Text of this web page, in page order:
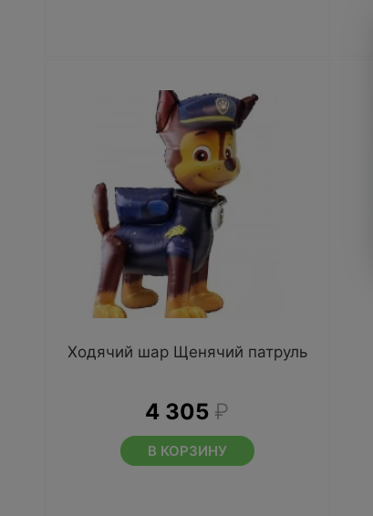
Ходячий шар Щенячий патруль
4 305 ₽
В КОРЗИНУ